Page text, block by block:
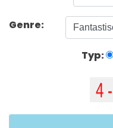
Genre:
Typ: